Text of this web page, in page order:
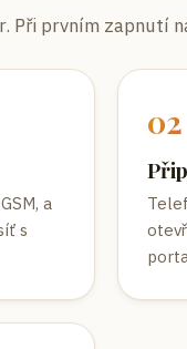
Při prvním zapnutí
a
s
02